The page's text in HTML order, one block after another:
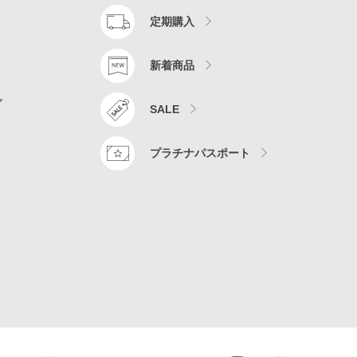
定期購入
新着商品
SALE
プラチナパスポート